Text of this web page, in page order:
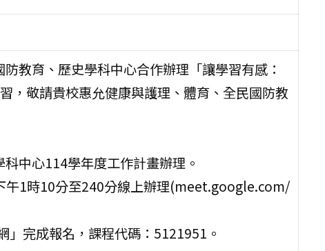
教育、歷史學科中心合作辦理「讓學習有感：
，敬請貴校惠允健康與護理、體育、全民國防教
中心114學年度工作計畫辦理。
午1時10分至240分線上辦理(meet.google.com/
」完成報名，課程代碼：5121951。